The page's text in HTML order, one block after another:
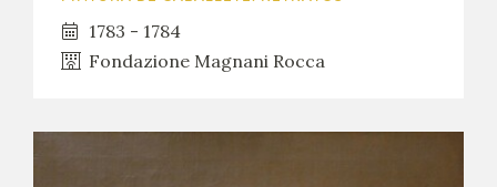
1783 - 1784
Fondazione Magnani Rocca